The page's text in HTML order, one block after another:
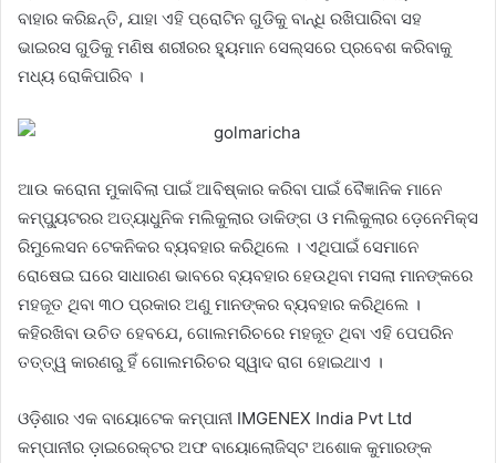
ବାହାର କରିଛନ୍ତି, ଯାହା ଏହି ପ୍ରୋଟିନ ଗୁଡିକୁ ବାନ୍ଧି ରଖିପାରିବା ସହ
ଭାଇରସ ଗୁଡିକୁ ମଣିଷ ଶରୀରର ହ୍ୟୁମାନ ସେଲ୍ସରେ ପ୍ରବେଶ କରିବାକୁ
ମଧ୍ୟ ରୋକିପାରିବ ।
ଆଉ କରୋନା ମୁକାବିଲା ପାଇଁ ଆବିଷ୍କାର କରିବା ପାଇଁ ବୈଜ୍ଞାନିକ ମାନେ
କମ୍ପ୍ୟୁଟରର ଅତ୍ୟାଧୁନିକ ମଲିକୁଲାର ଡାକିଙ୍ଗ ଓ ମଲିକୁଲାର ଡ଼େନେମିକ୍ସ
ରିମୁଲେସନ ଟେକନିକର ବ୍ୟବହାର କରିଥିଲେ । ଏଥିପାଇଁ ସେମାନେ
ରୋଷେଇ ଘରେ ସାଧାରଣ ଭାବରେ ବ୍ୟବହାର ହେଉଥିବା ମସଲା ମାନଙ୍କରେ
ମହଜୂତ ଥିବା ୩୦ ପ୍ରକାର ଅଣୁ ମାନଙ୍କର ବ୍ୟବହାର କରିଥିଲେ ।
କହିରଖିବା ଉଚିତ ହେବଯେ, ଗୋଲମରିଚରେ ମହଜୂତ ଥିବା ଏହି ପେପରିନ
ତତ୍ତ୍ୱ କାରଣରୁ ହିଁ ଗୋଲମରିଚର ସ୍ୱାଦ ରାଗ ହୋଇଥାଏ ।
ଓଡ଼ିଶାର ଏକ ବାୟୋଟେକ କମ୍ପାନୀ IMGENEX India Pvt Ltd
କମ୍ପାନୀର ଡ଼ାଇରେକ୍ଟର ଅଫ ବାୟୋଲୋଜିସ୍ଟ ଅଶୋକ କୁମାରଙ୍କ